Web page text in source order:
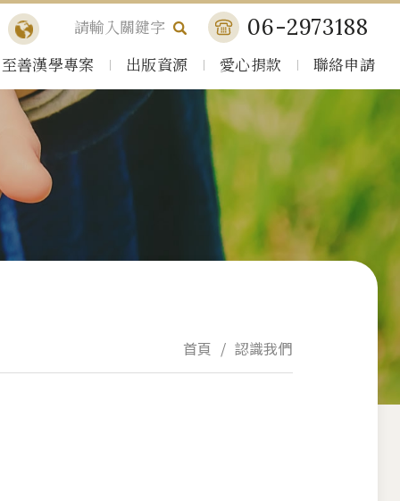
06-2973188
至善漢學專案 出版資源 愛心捐款 聯絡申請
首頁 認識我們